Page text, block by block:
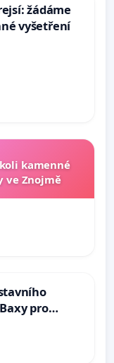
žádáme
vyšetření
kamenné
ve Znojmě
pro